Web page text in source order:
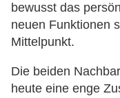
bewusst das
neuen Funktionen
Mittelpunkt.
Die beiden
heute eine enge